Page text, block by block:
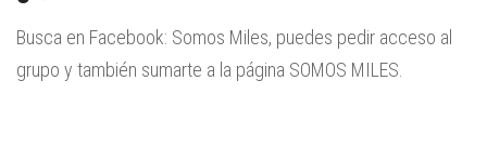
Busca en Facebook: Somos Miles, puedes pedir acceso al
grupo y también sumarte a la página SOMOS MILES.